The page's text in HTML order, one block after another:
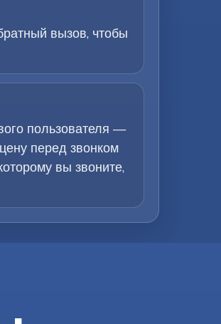
вызов, чтобы
пользователя —
перед звонком
вы звоните,